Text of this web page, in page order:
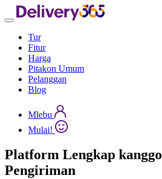
Tur
Fitur
Harga
Pitakon Umum
Pelanggan
Blog
Mlebu
Mulai!
Platform Lengkap kanggo
Pengiriman